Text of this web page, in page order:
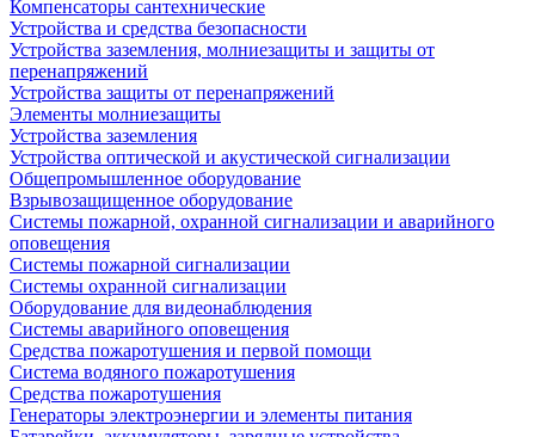
Компенсаторы сантехнические
Устройства и средства безопасности
Устройства заземления, молниезащиты и защиты от
перенапряжений
Устройства защиты от перенапряжений
Элементы молниезащиты
Устройства заземления
Устройства оптической и акустической сигнализации
Общепромышленное оборудование
Взрывозащищенное оборудование
Системы пожарной, охранной сигнализации и аварийного
оповещения
Системы пожарной сигнализации
Системы охранной сигнализации
Оборудование для видеонаблюдения
Системы аварийного оповещения
Средства пожаротушения и первой помощи
Система водяного пожаротушения
Средства пожаротушения
Генераторы электроэнергии и элементы питания